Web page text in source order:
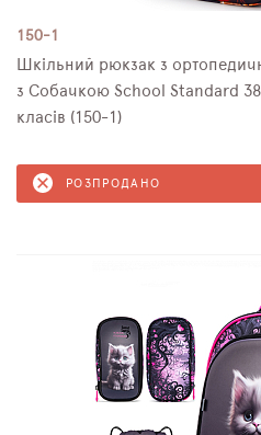
150-1
Шкільний рюкзак з
з Собачкою School Standard
класів (150-1)
РОЗПРОДАНО